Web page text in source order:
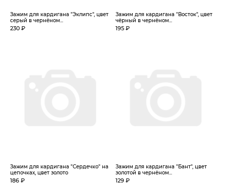
Зажим для кардигана "Эклипс", цвет
серый в чернёном...
230 ₽
Зажим для кардигана "Восток", цвет
чёрный в чернёном...
195 ₽
Зажим для кардигана "Сердечко" на
цепочках, цвет золото
186 ₽
Зажим для кардигана "Бант", цвет
золотой в чернёном...
129 ₽